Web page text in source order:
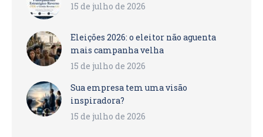
15 de julho de 2026
Eleições 2026: o eleitor não aguenta
mais campanha velha
15 de julho de 2026
Sua empresa tem uma visão
inspiradora?
15 de julho de 2026